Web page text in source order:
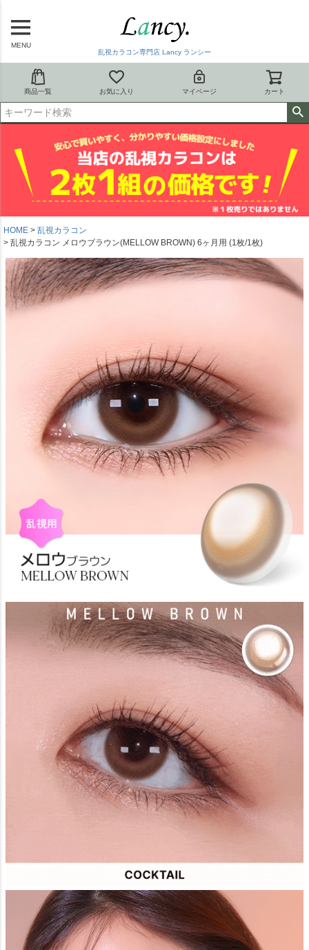
MENU
乱視カラコン専門店 Lancy ランシー
商品一覧 お気に入り マイページ カート
HOME
乱視カラコン
乱視カラコン メロウブラウン(MELLOW BROWN) 6ヶ月用 (1枚/1枚)